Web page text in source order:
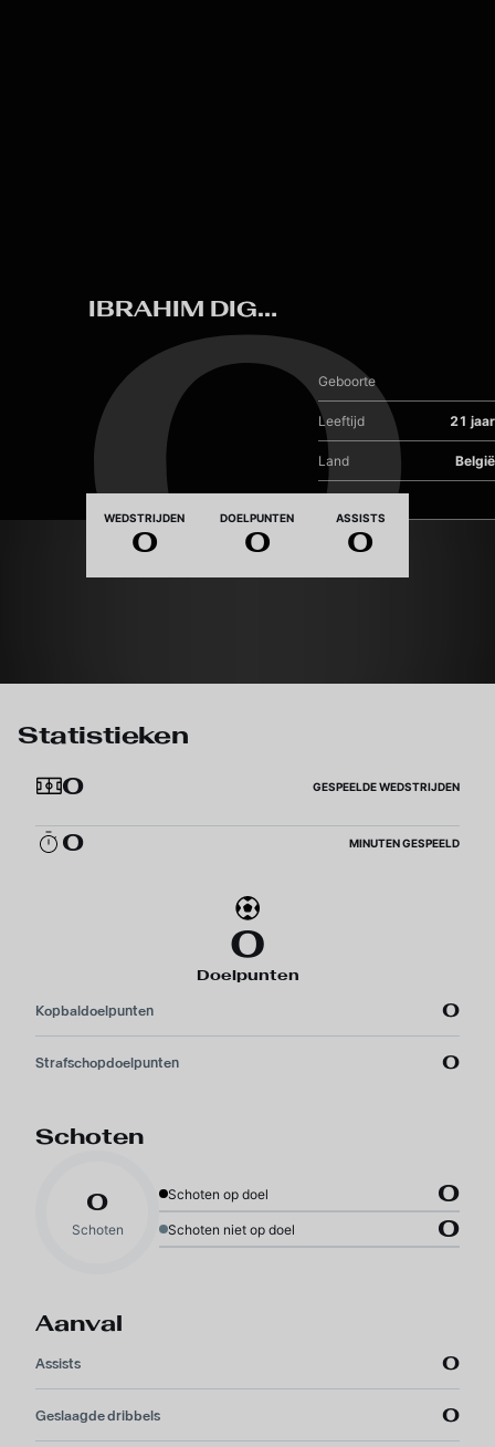
0
IBRAHIM DIGBEREKOU
Geboorte
Leeftijd 21 jaar
Land België
WEDSTRIJDEN
0
DOELPUNTEN
0
ASSISTS
0
Statistieken
0
GESPEELDE WEDSTRIJDEN
0 MINUTEN GESPEELD
0
Doelpunten
Kopbaldoelpunten 0
Strafschopdoelpunten 0
Schoten
0
Schoten
Schoten op doel 0
Schoten niet op doel 0
Aanval
Assists 0
Geslaagde dribbels 0